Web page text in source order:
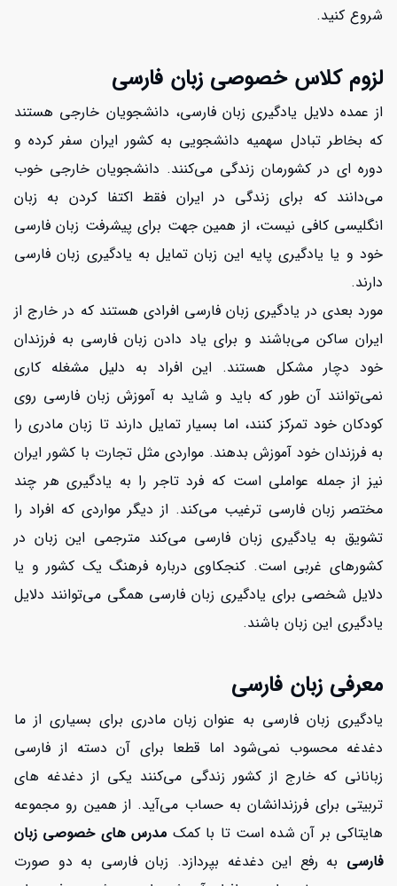
شروع کنید.
لزوم کلاس خصوصی زبان فارسی
از عمده دلایل یادگیری زبان فارسی، دانشجویان خارجی هستند
که بخاطر تبادل سهمیه دانشجویی به کشور ایران سفر کرده و
دوره ای در کشورمان زندگی می‌کنند. دانشجویان خارجی خوب
می‌دانند که برای زندگی در ایران فقط اکتفا کردن به زبان
انگلیسی کافی نیست، از همین جهت برای پیشرفت زبان فارسی
خود و یا یادگیری پایه این زبان تمایل به یادگیری زبان فارسی
دارند.
مورد بعدی در یادگیری زبان فارسی افرادی هستند که در خارج از
ایران ساکن می‌باشند و برای یاد دادن زبان فارسی به فرزندان
خود دچار مشکل هستند. این افراد به دلیل مشغله کاری
نمی‌توانند آن طور که باید و شاید به آموزش زبان فارسی روی
کودکان خود تمرکز کنند، اما بسیار تمایل دارند تا زبان مادری را
به فرزندان خود آموزش بدهند. مواردی مثل تجارت با کشور ایران
نیز از جمله عواملی است که فرد تاجر را به یادگیری هر چند
مختصر زبان فارسی ترغیب می‌کند. از دیگر مواردی که افراد را
تشویق به یادگیری زبان فارسی می‌کند مترجمی این زبان در
کشورهای غربی است. کنجکاوی درباره فرهنگ یک کشور و یا
دلایل شخصی برای یادگیری زبان فارسی همگی می‌توانند دلایل
یادگیری این زبان باشند.
معرفی زبان فارسی
یادگیری زبان فارسی به عنوان زبان مادری برای بسیاری از ما
دغدغه محسوب نمی‌شود اما قطعا برای آن دسته از فارسی
زبانانی که خارج از کشور زندگی می‌کنند یکی از دغدغه های
تربیتی برای فرزندانشان به حساب می‌آید. از همین رو مجموعه
هایتاکی بر آن شده است تا با کمک مدرس های خصوصی زبان
فارسی به رفع این دغدغه بپردازد. زبان فارسی به دو صورت